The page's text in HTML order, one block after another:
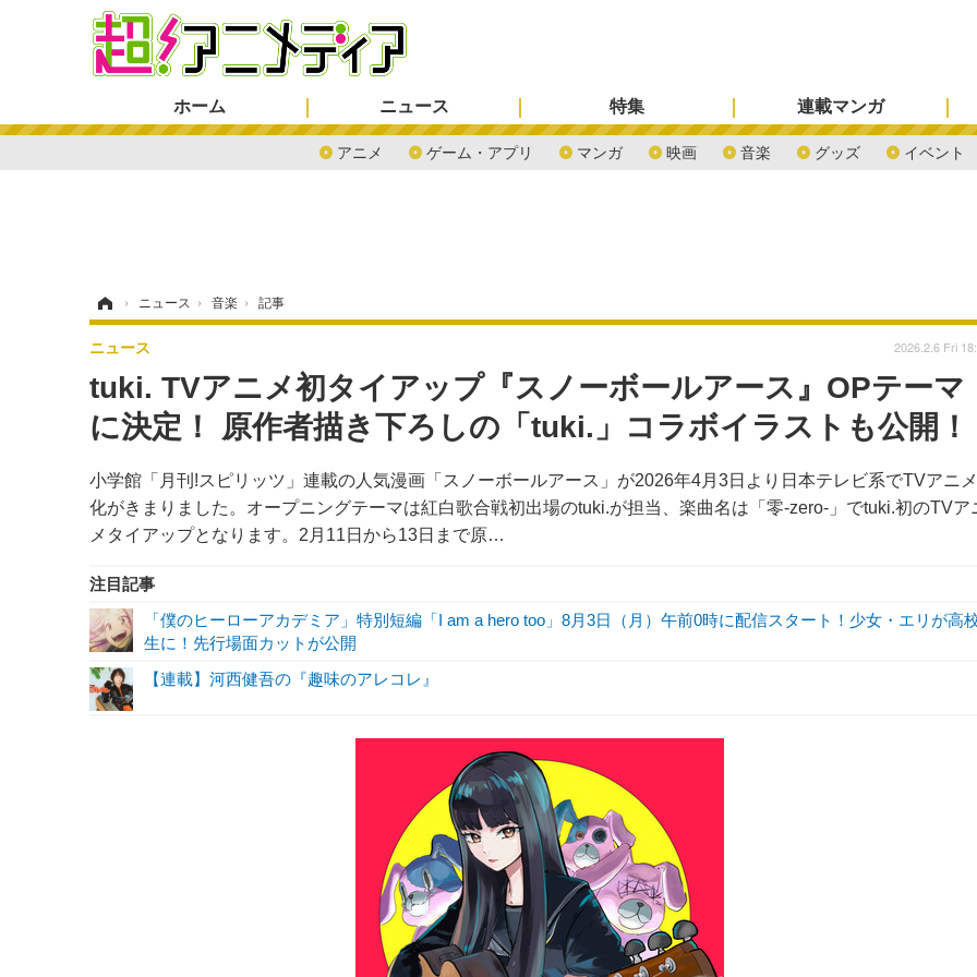
ホーム ニュース
アニメ ゲーム・アプリ マンガ 映画 音楽 グッズ イベント
特集 連載マンガ
› ニュース › 音楽 › 記事
tuki. TVアニメ初タイアップ『スノーボールアース』OPテーマ
に決定！ 原作者描き下ろしの「tuki.」コラボイラストも公開！
小学館「月刊!スピリッツ」連載の人気漫画「スノーボールアース」が2026年4月3日より日本テレビ系でTVアニメ
化がきまりました。オープニングテーマは紅白歌合戦初出場のtuki.が担当、楽曲名は「零-zero-」でtuki.初のTVア
メタイアップとなります。2月11日から13日まで原…
ニュース 2026.2.6 Fri
注目記事
「僕のヒーローアカデミア」特別短編「I am a hero too」8月3日（月）午前0時に配信スタート！少女・エリが高
生に！先行場面カットが公開
【連載】河西健吾の『趣味のアレコレ』